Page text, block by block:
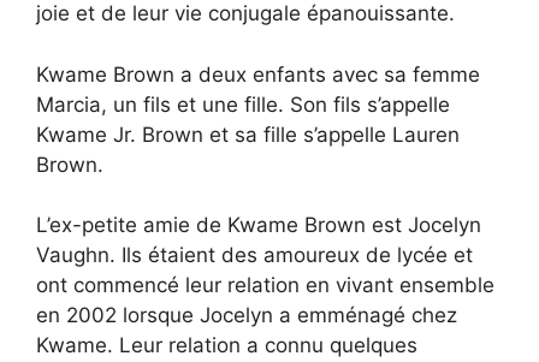
joie et de leur vie conjugale épanouissante.
Kwame Brown a deux enfants avec sa femme
Marcia, un fils et une fille. Son fils s’appelle
Kwame Jr. Brown et sa fille s’appelle Lauren
Brown.
L’ex-petite amie de Kwame Brown est Jocelyn
Vaughn. Ils étaient des amoureux de lycée et
ont commencé leur relation en vivant ensemble
en 2002 lorsque Jocelyn a emménagé chez
Kwame. Leur relation a connu quelques